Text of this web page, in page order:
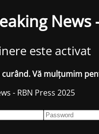
News
este activat
Vă mulțumim
- RBN Press 2025